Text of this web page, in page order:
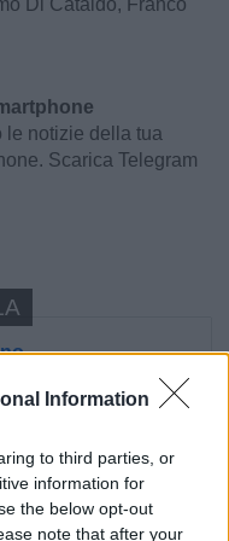
Information
to third parties, or
information for
the below opt-out
note that after your
Di Cataldo, Franco
le notizie della tua
Scarica Telegram